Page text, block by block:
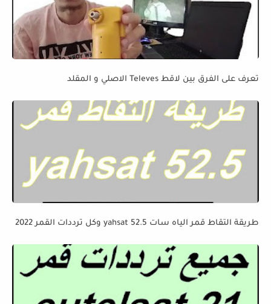
تعرف على الفرق بين لاقط Televes الاصلي و المقلد
طريقة التقاط قمر الياه سات yahsat 52.5 وكل ترددات القمر 2022